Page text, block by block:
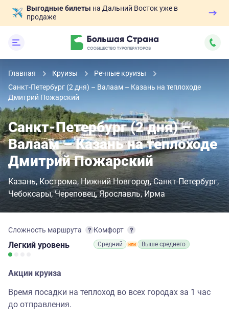
Выгодные билеты на Дальний Восток уже в
продаже
Главная Круизы
Речные круизы
Санкт-Петербург (2 дня) – Валаам – Казань на теплоходе
Дмитрий Пожарский
Санкт-Петербург (2 дня) –
Валаам – Казань на теплоходе
Дмитрий Пожарский
Казань Кострома Нижний Новгород Санкт-Петербург
Чебоксары Череповец Ярославль Ирма
Сложность маршрута
Легкий уровень
Комфорт
Средний Выше среднего
Акции круиза
Время посадки на теплоход во всех городах за 1 час
до отправления.